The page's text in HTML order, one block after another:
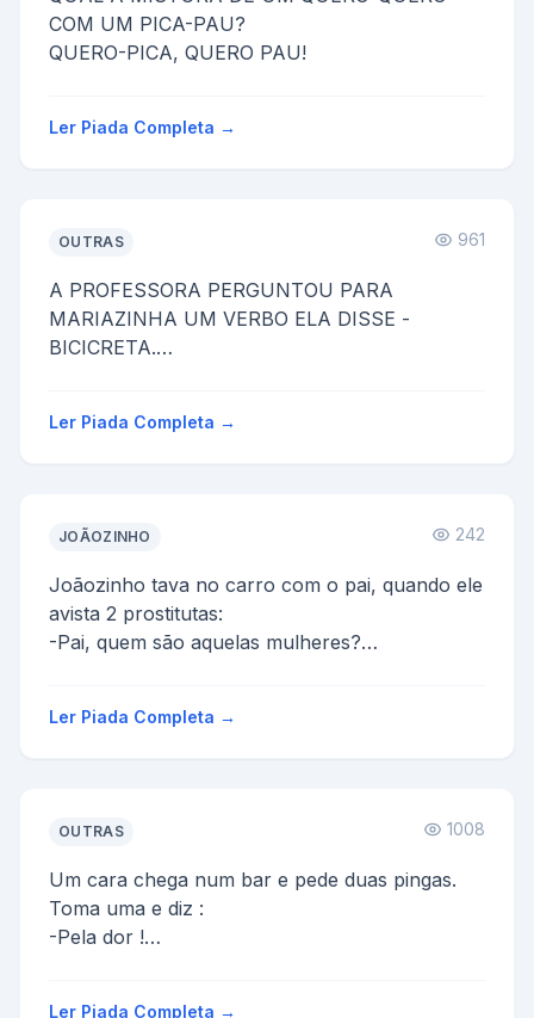
COM UM PICA-PAU?
QUERO-PICA, QUERO PAU!
Ler Piada Completa →
OUTRAS 961
A PROFESSORA PERGUNTOU PARA
MARIAZINHA UM VERBO ELA DISSE -
BICICRETA.
2- ISSO NAO È UM VE...
Ler Piada Completa →
JOÃOZINHO 242
Joãozinho tava no carro com o pai, quando ele
avista 2 prostitutas:
-Pai, quem são aquelas mulheres?
O pai, se...
Ler Piada Completa →
OUTRAS 1008
Um cara chega num bar e pede duas pingas.
Toma uma e diz :
-Pela dor !
Ler Piada Completa →